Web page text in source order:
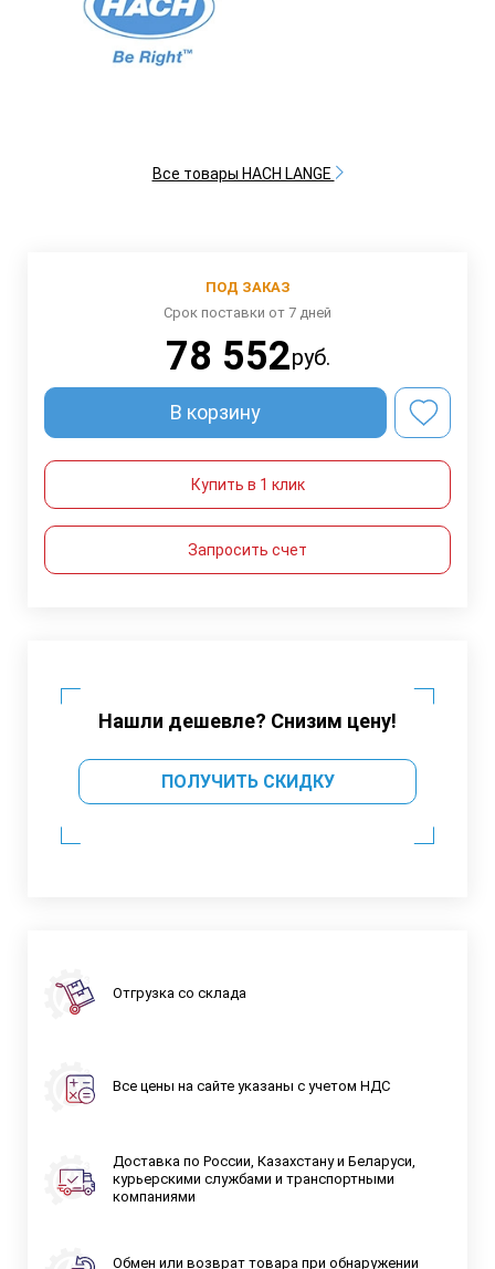
Все товары HACH LANGE
ПОД ЗАКАЗ
Срок поставки от 7 дней
78 552руб.
В корзину
Купить в 1 клик
Запросить счет
Нашли дешевле? Снизим цену!
ПОЛУЧИТЬ СКИДКУ
Отгрузка со склада
Все цены на сайте указаны с учетом НДС
Доставка по России, Казахстану и Беларуси,
курьерскими службами и транспортными
компаниями
Обмен или возврат товара при обнаружении